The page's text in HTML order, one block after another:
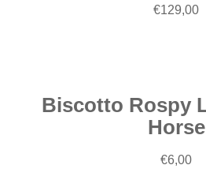
€129,00
Aggiungi
Biscotto Rospy
Horse
€6,00